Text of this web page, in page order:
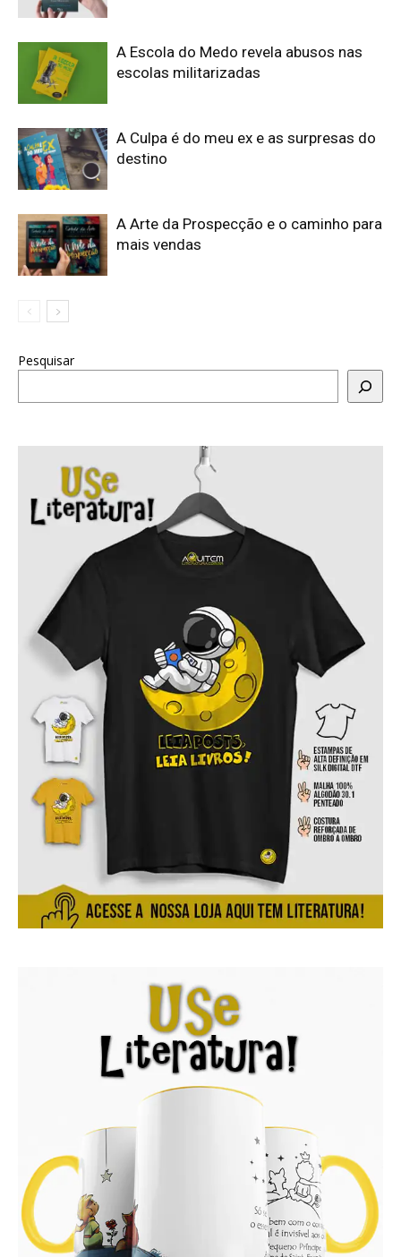
A Escola do Medo revela abusos nas
escolas militarizadas
A Culpa é do meu ex e as surpresas do
destino
A Arte da Prospecção e o caminho para
mais vendas
Pesquisar